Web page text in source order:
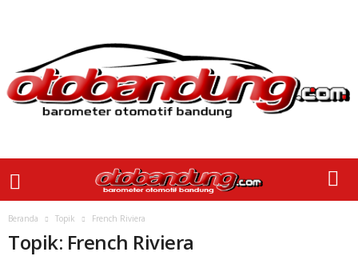
Beranda Topik French Riviera
Topik: French Riviera